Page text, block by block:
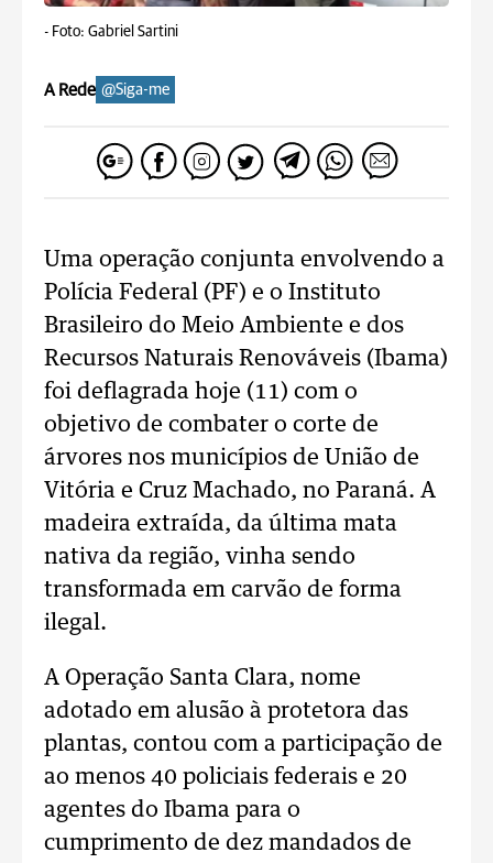
- Foto: Gabriel Sartini
A Rede @Siga-me
Uma operação conjunta envolvendo a
Polícia Federal (PF) e o Instituto
Brasileiro do Meio Ambiente e dos
Recursos Naturais Renováveis (Ibama)
foi deflagrada hoje (11) com o
objetivo de combater o corte de
árvores nos municípios de União de
Vitória e Cruz Machado, no Paraná. A
madeira extraída, da última mata
nativa da região, vinha sendo
transformada em carvão de forma
ilegal.
A Operação Santa Clara, nome
adotado em alusão à protetora das
plantas, contou com a participação de
ao menos 40 policiais federais e 20
agentes do Ibama para o
cumprimento de dez mandados de